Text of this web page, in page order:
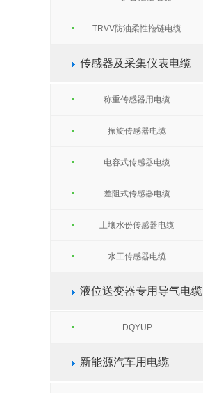
TRVV防油柔性拖链电缆
传感器及采集仪表电缆
称重传感器用电缆
振旋传感器电缆
电容式传感器电缆
差阻式传感器电缆
土壤水份传感器电缆
水工传感器电缆
液位送变器专用导气电缆
DQYUP
新能源汽车用电缆